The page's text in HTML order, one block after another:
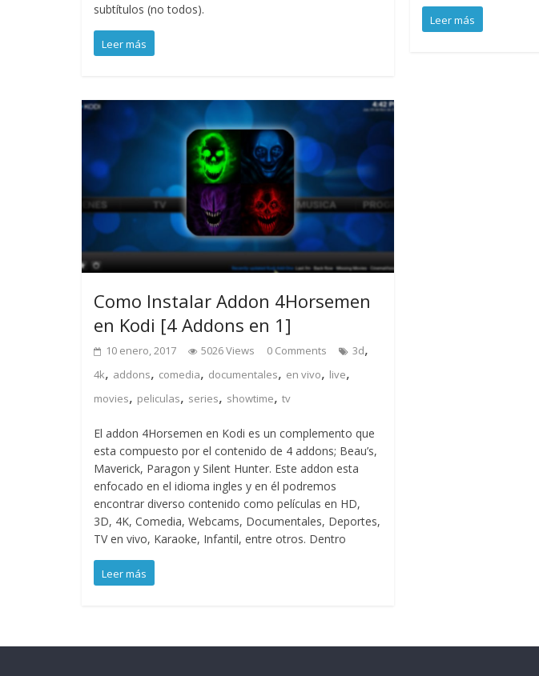
subtítulos (no todos).
Leer más
Leer más
Como Instalar Addon 4Horsemen
en Kodi [4 Addons en 1]
10 enero, 2017 5026 Views 0 Comments 3d,
4k, addons, comedia, documentales, en vivo, live,
movies, peliculas, series, showtime, tv
El addon 4Horsemen en Kodi es un complemento que
esta compuesto por el contenido de 4 addons; Beau’s,
Maverick, Paragon y Silent Hunter. Este addon esta
enfocado en el idioma ingles y en él podremos
encontrar diverso contenido como películas en HD,
3D, 4K, Comedia, Webcams, Documentales, Deportes,
TV en vivo, Karaoke, Infantil, entre otros. Dentro
Leer más